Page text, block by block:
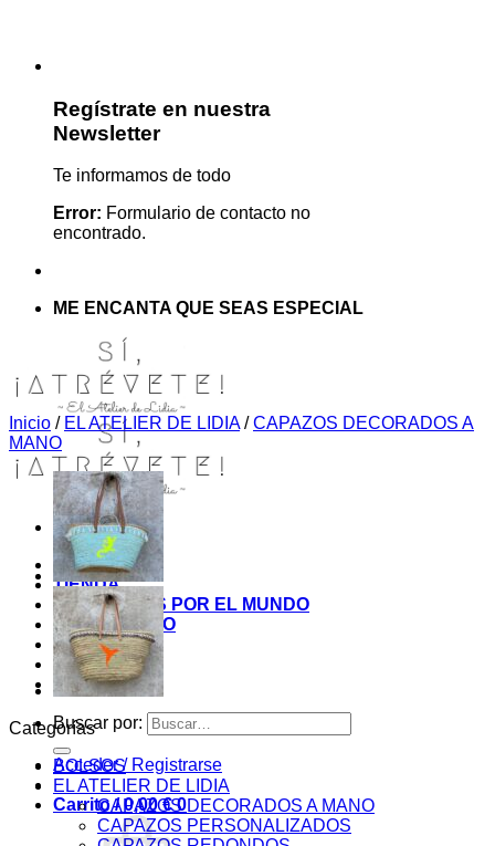
Regístrate en nuestra
Newsletter
Te informamos de todo
Error: Formulario de contacto no
encontrado.
ME ENCANTA QUE SEAS ESPECIAL
INICIO
TIENDA
MIS COSITAS POR EL MUNDO
EL COMIENZO
BLOG
PAGOS
CONTACTO
Buscar por:
Acceder / Registrarse
Carrito /0,00€ 0
Inicio / EL ATELIER DE LIDIA / CAPAZOS DECORADOS A
MANO
Categorías
BOLSOS
EL ATELIER DE LIDIA
CAPAZOS DECORADOS A MANO
CAPAZOS PERSONALIZADOS